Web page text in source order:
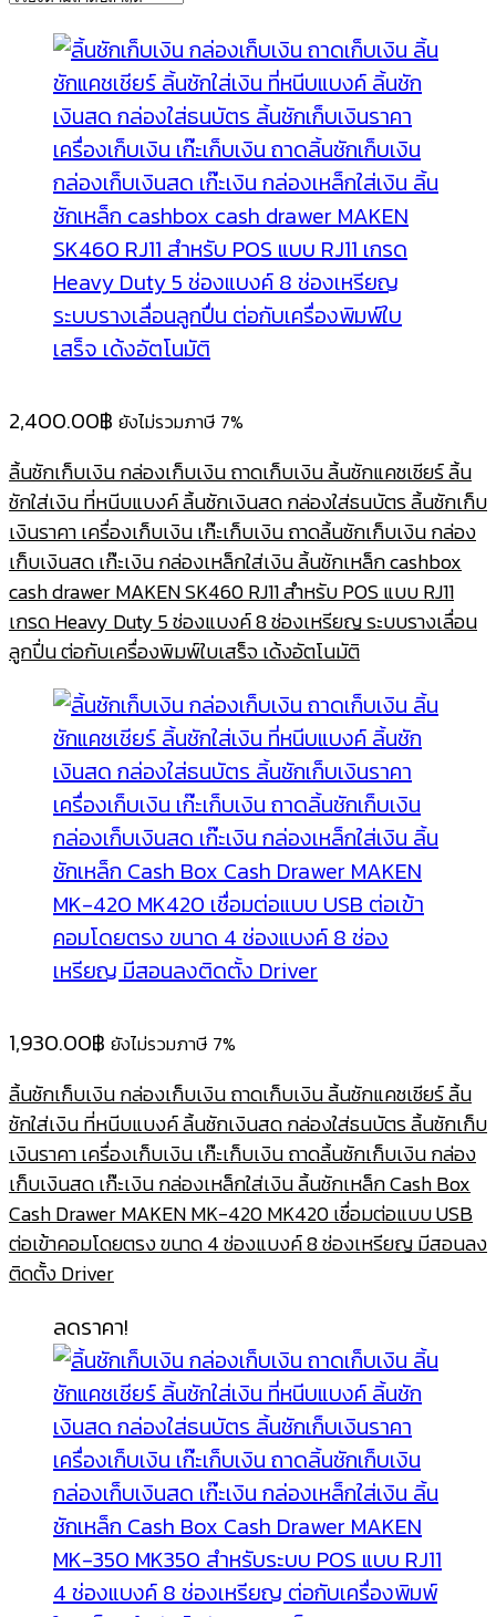
2,400.00฿ ยังไม่รวมภาษี 7%
ลิ้นชักเก็บเงิน กล่องเก็บเงิน ถาดเก็บเงิน ลิ้นชักแคชเชียร์ ลิ้น
ชักใส่เงิน ที่หนีบแบงค์ ลิ้นชักเงินสด กล่องใส่ธนบัตร ลิ้นชักเก็บ
เงินราคา เครื่องเก็บเงิน เก๊ะเก็บเงิน ถาดลิ้นชักเก็บเงิน กล่อง
เก็บเงินสด เก๊ะเงิน กล่องเหล็กใส่เงิน ลิ้นชักเหล็ก cashbox
cash drawer MAKEN SK460 RJ11 สำหรับ POS แบบ RJ11
เกรด Heavy Duty 5 ช่องแบงค์ 8 ช่องเหรียญ ระบบรางเลื่อน
ลูกปื่น ต่อกับเครื่องพิมพ์ใบเสร็จ เด้งอัตโนมัติ
1,930.00฿ ยังไม่รวมภาษี 7%
ลิ้นชักเก็บเงิน กล่องเก็บเงิน ถาดเก็บเงิน ลิ้นชักแคชเชียร์ ลิ้น
ชักใส่เงิน ที่หนีบแบงค์ ลิ้นชักเงินสด กล่องใส่ธนบัตร ลิ้นชักเก็บ
เงินราคา เครื่องเก็บเงิน เก๊ะเก็บเงิน ถาดลิ้นชักเก็บเงิน กล่อง
เก็บเงินสด เก๊ะเงิน กล่องเหล็กใส่เงิน ลิ้นชักเหล็ก Cash Box
Cash Drawer MAKEN MK-420 MK420 เชื่อมต่อแบบ USB
ต่อเข้าคอมโดยตรง ขนาด 4 ช่องแบงค์ 8 ช่องเหรียญ มีสอนลง
ติดตั้ง Driver
ลดราคา!